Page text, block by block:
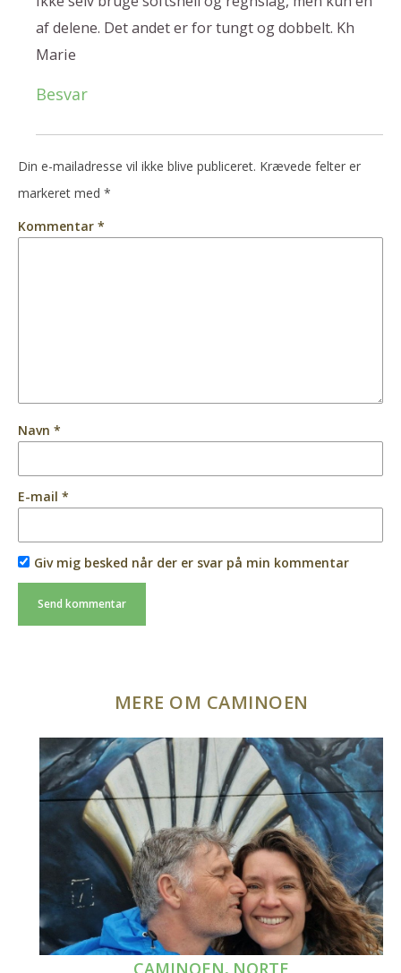
af delene. Det andet er for tungt og dobbelt. Kh
Marie
Besvar
Din e-mailadresse vil ikke blive publiceret. Krævede felter er
markeret med *
Kommentar *
Navn *
E-mail *
Giv mig besked når der er svar på min kommentar
MERE OM CAMINOEN
CAMINOEN, NORTE